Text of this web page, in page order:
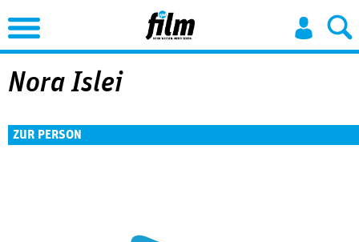
Jump to Navigation
Nora Islei
ZUR PERSON